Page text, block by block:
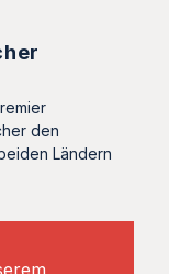
den
Ländern